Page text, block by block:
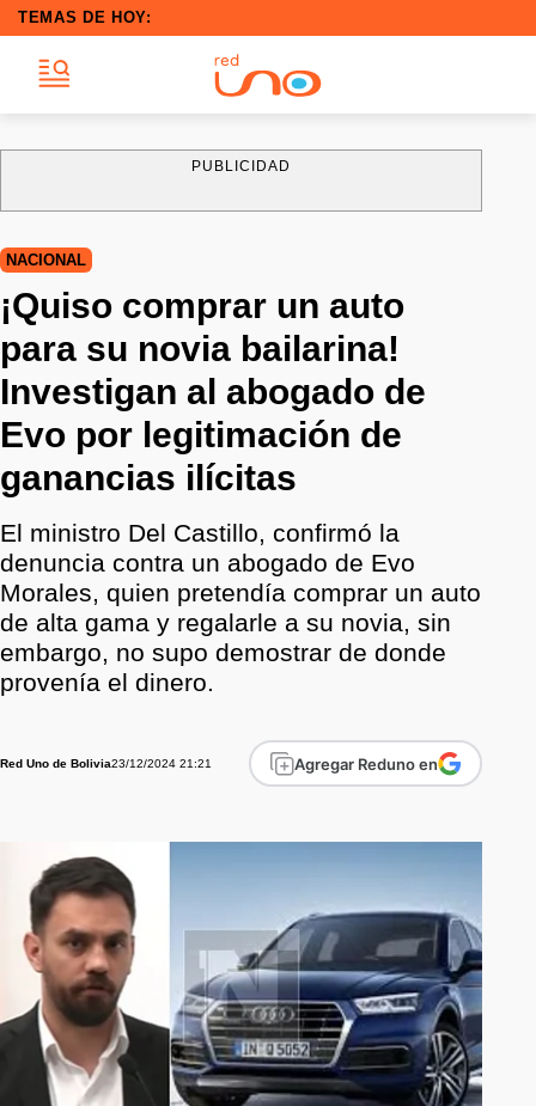
TEMAS DE HOY:
PUBLICIDAD
NACIONAL
¡Quiso comprar un auto
para su novia bailarina!
Investigan al abogado de
Evo por legitimación de
ganancias ilícitas
El ministro Del Castillo, confirmó la
denuncia contra un abogado de Evo
Morales, quien pretendía comprar un auto
de alta gama y regalarle a su novia, sin
embargo, no supo demostrar de donde
provenía el dinero.
Red Uno de Bolivia23/12/2024 21:21 Agregar Reduno en